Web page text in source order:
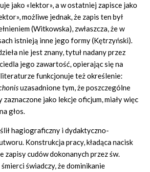
jako «lektor»,a w ostatniej zapisce jako
możliwe jednak, że zapis ten był
(Witkowska), zwłaszcza, że w
istnieją inne jego formy (Kętrzyński).
nie jest znany, tytuł nadany przez
jego zawartość, opierając się na
literaturze funkcjonuje też określenie:
uzasadnione tym, że poszczególne
jako lekcje oficjum, miały więc
głos.
hagiograficzny i dydaktyczno-
Konstrukcja pracy, kładąca nacisk
zapisy cudów dokonanych przez św.
śmierci świadczy, że dominikanie